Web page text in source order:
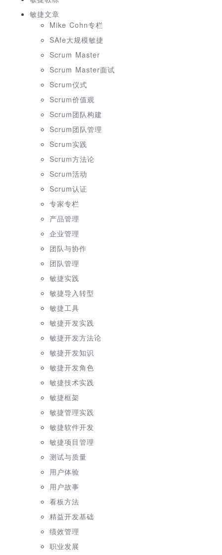
敏捷文章
Mike Cohn专栏
SAfe大规模敏捷
Scrum Master
Scrum Master面试
Scrum仪式
Scrum价值观
Scrum团队构建
Scrum团队管理
Scrum实践
Scrum方法论
Scrum活动
Scrum认证
专家专栏
产品管理
企业管理
团队与协作
团队管理
敏捷实践
敏捷导入转型
敏捷工具
敏捷开发实践
敏捷开发方法论
敏捷开发知识
敏捷开发角色
敏捷技术实践
敏捷框架
敏捷管理实践
敏捷软件开发
敏捷项目管理
测试与质量
用户体验
用户故事
看板方法
精益开发基础
绩效管理
职业发展